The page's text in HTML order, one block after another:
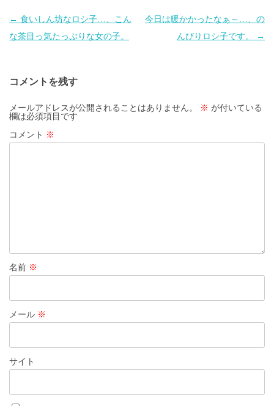
投
稿
ゲ
ー
シ
ョ
← 食いしん坊なロシ子…、こん
な茶目っ気たっぷりな女の子。
今日は暖かかったなぁ～…、の
んびりロシ子です。
→
コメントを残す
メールアドレスが公開されることはありません。 ※ が付いている
欄は必須項目です
コメント ※
名前 ※
メール ※
サイト